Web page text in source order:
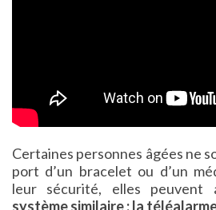
Certaines personnes âgées ne
port d’un bracelet ou d’un
leur sécurité, elles peuvent
système similaire : la